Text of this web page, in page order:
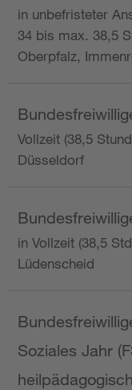
in unbefristeter
34 bis max. 38,5
Oberpfalz,
Vollzeit (38,5
Düsseldorf
in Vollzeit (38,5
Lüdenscheid
Soziales Jahr